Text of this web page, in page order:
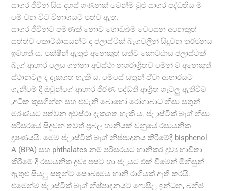
සාගර ජීවීන් සිය දහස් ගණනක් මෙන්ම මුළු සාගර පද්ධතිය ම
මේ වන විට විනාශයට පත්ව ඇත.
සාගර ජීවීන්ට පමණක් නොව ගොඩබිම වෙසෙන අනෙකුත්
සත්ත්ව කොට්ඨාසයන්ට ද ප්ලාස්ටික් බෑගවලින් සිදුවන තර්ජනය
ඉමහත් ය. පක්ෂීන් ඇතුළු අනෙකුත් සත්ව කොට්ඨාස ප්ලාස්ටික්
බෑග් ආහාර ලෙස ගන්නා අවස්ථා නගරාශ්‍රිතව මෙන් ම අනෙකුත්
ස්ථානවල ද දැකගත හැකි ය. මෙසේ සතුන් ඒවා ආහාරයට
ගැනීමේ දී ඔවුන්ගේ ආහාර ජීර්ණ පද්ධති ආශ්‍රිත ගැටලු ඇතිවීම
,අධික කුසගින්න සහ එවැනි බොහෝ රෝගාබාධ නිසා සතුන්
මරණයට පත්වන අවස්ථා දැකගත හැකි ය. ප්ලාස්ටික් බෑග් නිසා
පරිසරයේ සිදුවන තවත් ප්‍රබල හානියක් වනුයේ රසායනික
දූෂණයයි. මෙම ප්ලාස්ටික් බෑග් නිෂ්පාදනය කිරීමේදී bisphenol
A (BPA) සහ phthalates නම් පරිසරයට හානිකර ද්‍රව්‍ය භාවිතා
කිරීමේ දී රසායනික ද්‍රව්‍ය පසට හා ජලයට එක් වීමෙන් මිනිසුන්
ඇතුළු සියලු සතුන්ට සෞඛ්‍යමය හානි රාශියක් ඇති කරයි.
එමෙන්ම ප්ලාස්ටික් බෑග් නිෂ්පාදනයට ෆොසිල ඉන්ධන, ඛනිජ